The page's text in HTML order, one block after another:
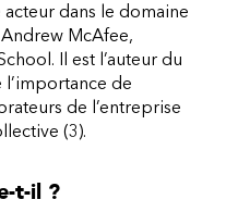
acteur dans le domaine
McAfee,
Il est l’auteur du
de
de l’entreprise
(3).
t-il ?